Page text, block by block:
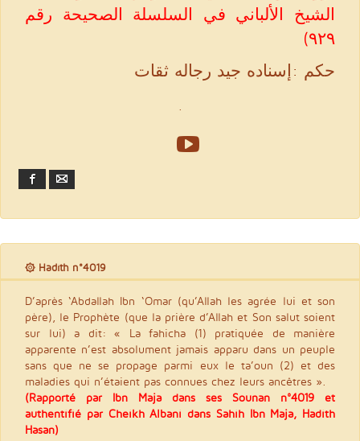
الشيخ الألباني في السلسلة الصحيحة رقم
۹۲۹)
حكم :إسناده جيد رجاله ثقات
Facebook
۞ Hadith n°4019
D’après ‘Abdallah Ibn ‘Omar (qu’Allah les agrée lui et son
père), le Prophète (que la prière d’Allah et Son salut soient
sur lui) a dit: « La fahicha (1) pratiquée de manière
apparente n’est absolument jamais apparu dans un peuple
sans que ne se propage parmi eux le ta’oun (2) et des
maladies qui n’étaient pas connues chez leurs ancêtres ».
(Rapporté par Ibn Maja dans ses Sounan n°4019 et
authentifié par Cheikh Albani dans Sahih Ibn Maja, Hadith
Hasan)